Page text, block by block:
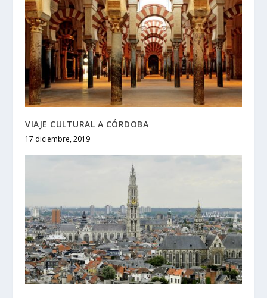
VIAJE CULTURAL A CÓRDOBA
17 diciembre, 2019